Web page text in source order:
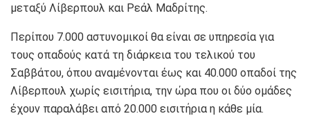
μεταξύ Λίβερπουλ και Ρεάλ Μαδρίτης.
Περίπου 7.000 αστυνομικοί θα είναι σε υπηρεσία για
τους οπαδούς κατά τη διάρκεια του τελικού του
Σαββάτου, όπου αναμένονται έως και 40.000 οπαδοί της
Λίβερπουλ χωρίς εισιτήρια, την ώρα που οι δύο ομάδες
έχουν παραλάβει από 20.000 εισιτήρια η κάθε μία.